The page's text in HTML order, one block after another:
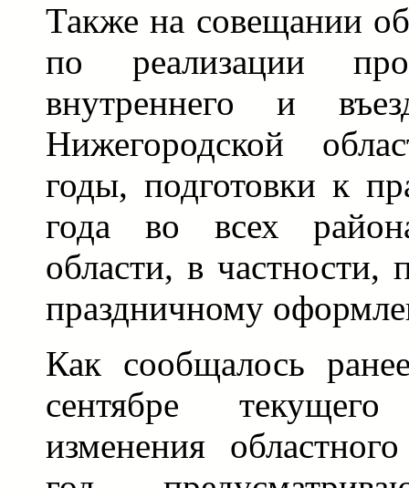
Также на совещании
по реализации
внутреннего и
Нижегородской
годы, подготовки к
года во всех
области, в частности,
праздничному
Как сообщалось
сентябре
изменения